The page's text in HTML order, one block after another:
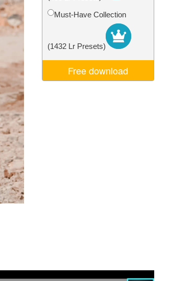
Video Editing ServicesMust-Have Collection
(1432 Lr Presets)
Free download